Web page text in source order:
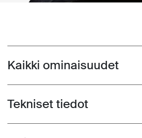
Toggle features
Kaikki ominaisuudet
Toggle techspec
Tekniset tiedot